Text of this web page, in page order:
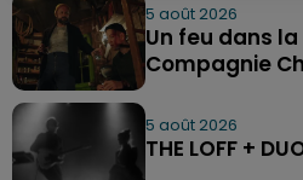
5 août 2026
Un feu dans
Compagnie
5 août 2026
THE LOFF +